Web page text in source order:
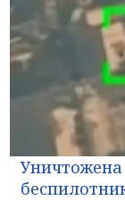
Уничтожена